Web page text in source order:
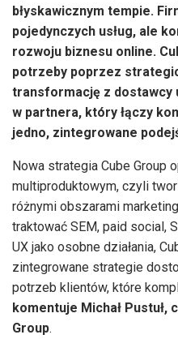
błyskawicznym tempie.
pojedynczych usług, ale
rozwoju biznesu online.
potrzeby poprzez
transformację z dostawcy
w partnera, który łączy
jedno, zintegrowane
Nowa strategia Cube Group
multiproduktowym, czyli
różnymi obszarami
traktować SEM, paid social,
UX jako osobne działania,
zintegrowane strategie
potrzeb klientów, które
komentuje Michał
Group.